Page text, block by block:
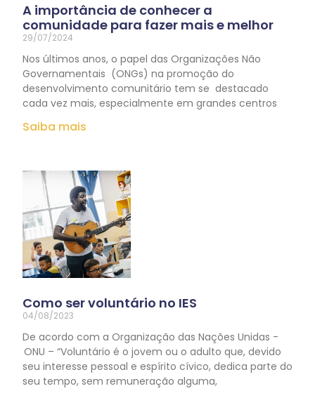
A importância de conhecer a
comunidade para fazer mais e melhor
29/07/2024
Nos últimos anos, o papel das Organizações Não
Governamentais (ONGs) na promoção do
desenvolvimento comunitário tem se destacado
cada vez mais, especialmente em grandes centros
Saiba mais
Como ser voluntário no IES
04/08/2023
De acordo com a Organização das Nações Unidas -
ONU – “Voluntário é o jovem ou o adulto que, devido
seu interesse pessoal e espírito cívico, dedica parte do
seu tempo, sem remuneração alguma,